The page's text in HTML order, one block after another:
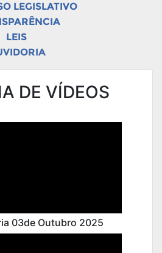
LEGISLATIVO
LEIS
DE VÍDEOS
03de Outubro 2025